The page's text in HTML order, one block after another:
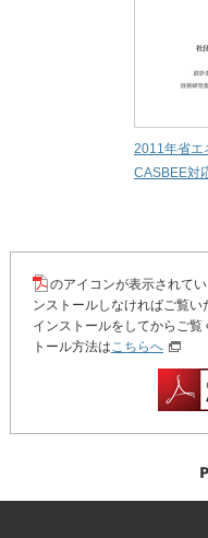
2011年省エ
CASBEE対
のアイコンが表示されて
ンストールしなければご覧い
インストールをしてからご
トール方法はこちらへ